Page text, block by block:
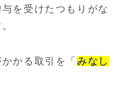
を受けたつもりがな
かる取引を「みなし